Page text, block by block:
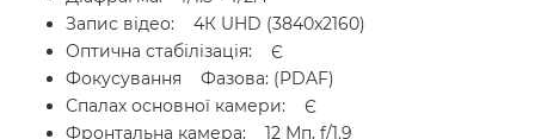
Запис відео: 4К UHD (3840x2160)
Оптична стабілізація: Є
Фокусування Фазова: (PDAF)
Спалах основної камери: Є
Фронтальна камера: 12 Мп, f/1.9